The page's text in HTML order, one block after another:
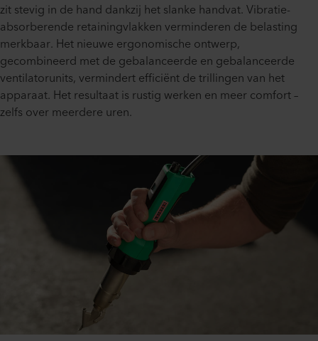
zit stevig in de hand dankzij het slanke handvat. Vibratie-
absorberende retainingvlakken verminderen de belasting
merkbaar. Het nieuwe ergonomische ontwerp,
gecombineerd met de gebalanceerde en gebalanceerde
ventilatorunits, vermindert efficiënt de trillingen van het
apparaat. Het resultaat is rustig werken en meer comfort –
zelfs over meerdere uren.